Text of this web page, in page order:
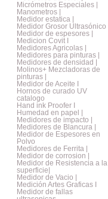
Micrómetros Especiales |
Manometros |
Medidor estatica |
Medidor Grosor Ultrasónico I
Medidor de espesores |
Medicion Covit I
Medidores Agricolas |
Medidores para pinturas |
Medidores de densidad |
Molinos+ Mezcladoras de
pinturas |
Medidor de Aceite I
Hornos de curado UV
catalogo
Hand ink Proofer I
Humedad en papel |
Medidores de impacto |
Medidores de Blancura |
Medidor de Espesores en
Polvo
Medidores de Ferrita |
Medidor de corrosion |
Medidor de Resistencia a la
superficie|
Medidor de Vacio |
Medición Artes Graficas I
Medidor de fallas